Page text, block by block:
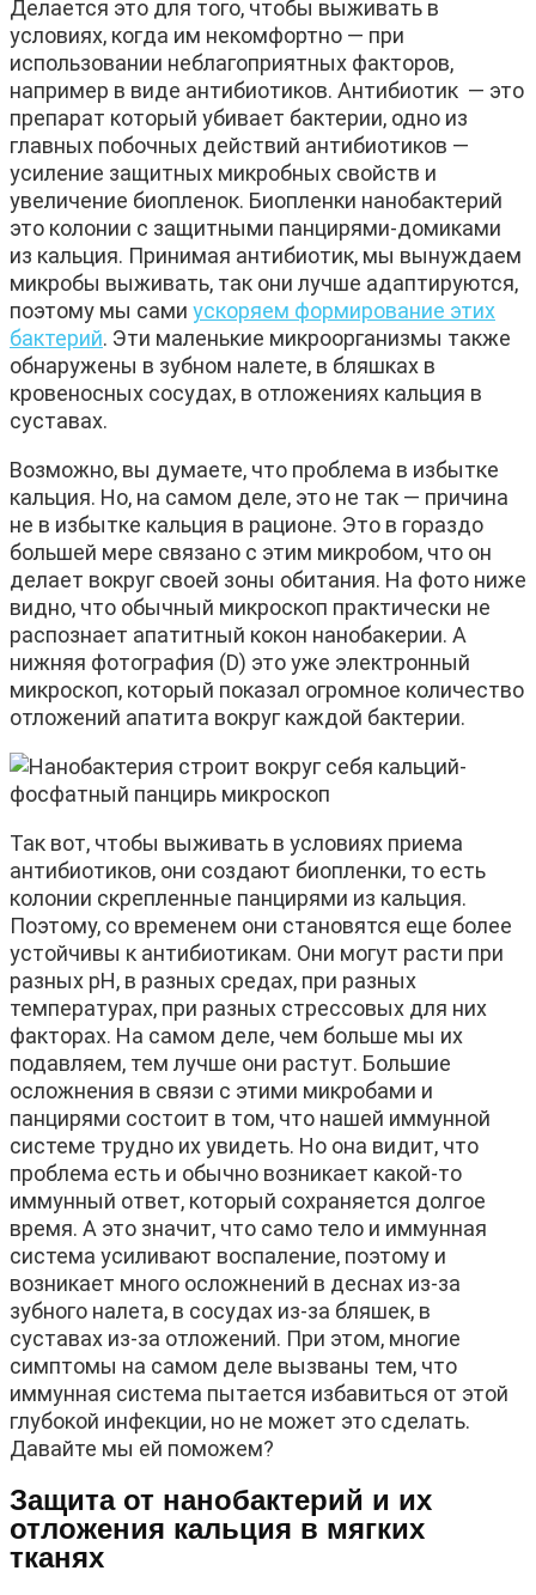
Делается это для того, чтобы выживать в
условиях, когда им некомфортно — при
использовании неблагоприятных факторов,
например в виде антибиотиков. Антибиотик — это
препарат который убивает бактерии, одно из
главных побочных действий антибиотиков —
усиление защитных микробных свойств и
увеличение биопленок. Биопленки нанобактерий
это колонии с защитными панцирями-домиками
из кальция. Принимая антибиотик, мы вынуждаем
микробы выживать, так они лучше адаптируются,
поэтому мы сами ускоряем формирование этих
бактерий. Эти маленькие микроорганизмы также
обнаружены в зубном налете, в бляшках в
кровеносных сосудах, в отложениях кальция в
суставах.
Возможно, вы думаете, что проблема в избытке
кальция. Но, на самом деле, это не так — причина
не в избытке кальция в рационе. Это в гораздо
большей мере связано с этим микробом, что он
делает вокруг своей зоны обитания. На фото ниже
видно, что обычный микроскоп практически не
распознает апатитный кокон нанобакерии. А
нижняя фотография (D) это уже электронный
микроскоп, который показал огромное количество
отложений апатита вокруг каждой бактерии.
Так вот, чтобы выживать в условиях приема
антибиотиков, они создают биопленки, то есть
колонии скрепленные панцирями из кальция.
Поэтому, со временем они становятся еще более
устойчивы к антибиотикам. Они могут расти при
разных pH, в разных средах, при разных
температурах, при разных стрессовых для них
факторах. На самом деле, чем больше мы их
подавляем, тем лучше они растут. Большие
осложнения в связи с этими микробами и
панцирями состоит в том, что нашей иммунной
системе трудно их увидеть. Но она видит, что
проблема есть и обычно возникает какой-то
иммунный ответ, который сохраняется долгое
время. А это значит, что само тело и иммунная
система усиливают воспаление, поэтому и
возникает много осложнений в деснах из-за
зубного налета, в сосудах из-за бляшек, в
суставах из-за отложений. При этом, многие
симптомы на самом деле вызваны тем, что
иммунная система пытается избавиться от этой
глубокой инфекции, но не может это сделать.
Давайте мы ей поможем?
Защита от нанобактерий и их
отложения кальция в мягких
тканях